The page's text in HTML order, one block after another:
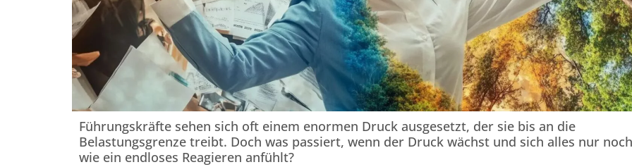
Führungskräfte sehen sich oft einem enormen Druck ausgesetzt, der sie bis an die
Belastungsgrenze treibt. Doch was passiert, wenn der Druck wächst und sich alles nur noch
wie ein endloses Reagieren anfühlt?